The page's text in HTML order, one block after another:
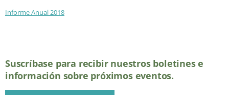
Informe Anual 2018
Suscríbase para recibir nuestros boletines e
información sobre próximos eventos.